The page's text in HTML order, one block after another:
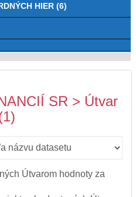
HIER (6)
SR > Útvar
Útvarom hodnoty za